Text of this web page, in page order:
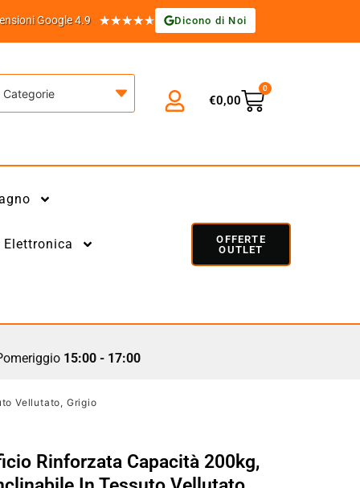
Google 4.9 ★★★★★ Dicono di Noi
Categorie €0,00
0
Elettronica
OFFERTE
OUTLET
15:00 - 17:00
Vellutato, Grigio
Rinforzata Capacità 200kg,